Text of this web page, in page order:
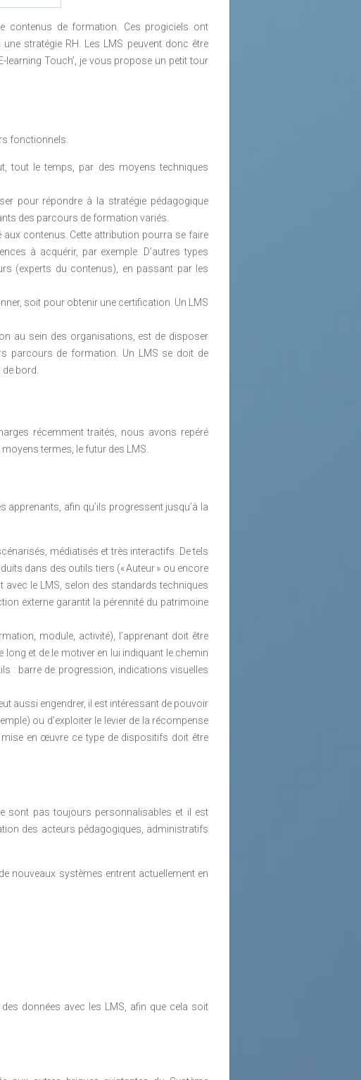
en France.
dix dernières années. Aujourd’hui, nous
du maelstrom réglementaire, du contexte
contenus de formation. Ces progiciels ont
stratégie RH. Les LMS peuvent donc être
learning Touch’, je vous propose un petit tour
fonctionnels.
tout le temps, par des moyens techniques
pour répondre à la stratégie pédagogique
des parcours de formation variés.
contenus. Cette attribution pourra se faire
à acquérir, par exemple. D’autres types
(experts du contenus), en passant par les
soit pour obtenir une certification. Un LMS
au sein des organisations, est de disposer
parcours de formation. Un LMS se doit de
bord.
récemment traités, nous avons repéré
termes, le futur des LMS.
afin qu’ils progressent jusqu’à la
médiatisés et très interactifs. De tels
dans des outils tiers (« Auteur » ou encore
le LMS, selon des standards techniques
externe garantit la pérennité du patrimoine
module, activité), l’apprenant doit être
et de le motiver en lui indiquant le chemin
: barre de progression, indications visuelles
aussi engendrer, il est intéressant de pouvoir
ou d’exploiter le levier de la récompense
en œuvre ce type de dispositifs doit être
sont pas toujours personnalisables et il est
des acteurs pédagogiques, administratifs
nouveaux systèmes entrent actuellement en
données avec les LMS, afin que cela soit